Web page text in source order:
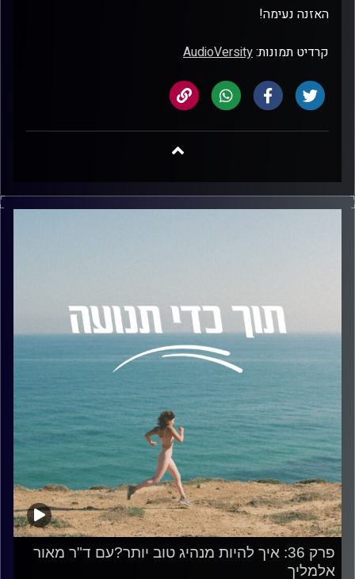
האזנה נעימה!
קרדיט תמונות:AudioVersity
פרק 36: איך להיות מנהיג טוב יותר?עם ד"ר מאור
אלמליך